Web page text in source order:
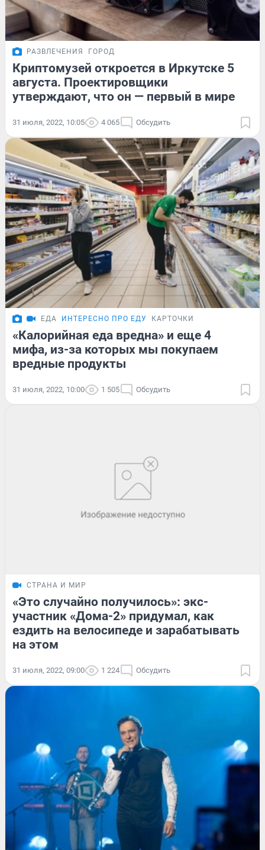
РАЗВЛЕЧЕНИЯ ГОРОД
Криптомузей откроется в Иркутске 5
августа. Проектировщики
утверждают, что он — первый в мире
31 июля, 2022, 10:05 4 065 Обсудить
ЕДА ИНТЕРЕСНО ПРО ЕДУ КАРТОЧКИ
«Калорийная еда вредна» и еще 4
мифа, из-за которых мы покупаем
вредные продукты
31 июля, 2022, 10:00 1 505 Обсудить
СТРАНА И МИР
«Это случайно получилось»: экс-
участник «Дома-2» придумал, как
ездить на велосипеде и зарабатывать
на этом
31 июля, 2022, 09:00 1 224 Обсудить